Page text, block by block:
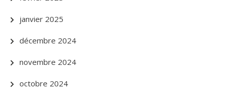
janvier 2025
décembre 2024
novembre 2024
octobre 2024